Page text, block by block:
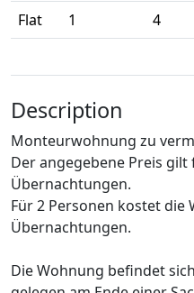
Flat
1 4
Description
Monteurwohnung zu
Der angegebene Preis
Übernachtungen.
Für 2 Personen kostet die
Übernachtungen.
Die Wohnung befindet